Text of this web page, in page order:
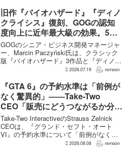
きなかったという投稿もあり、影響は
全...
旧作『バイオハザード』『ディノ
クライシス』復刻、GOGの認知
度向上に近年最大級の効果。5作
品は90％超の肯定的評価
GOGのシニア・ビジネス開発マネージャ
ー、Marcin Paczyński氏は、クラシック
版『バイオハザード』3作品と『ディノク
ライシス』2作品の復刻が、近年のGOG
上に認知度向上へ貢献したと語った。現
在...
2026.07.19 remoon
『GTA 6』の予約水準は「前例が
なく驚異的」――Take-Two
CEO「販売にどうつながるか分か
らない」
Take-Two InteractiveのStrauss Zelnick
CEOは、『グランド・セフト・オート
VI』の予約水準について「前例がなく驚
異的」と評価した。その一方で、あまり
2026.08.08 remoon